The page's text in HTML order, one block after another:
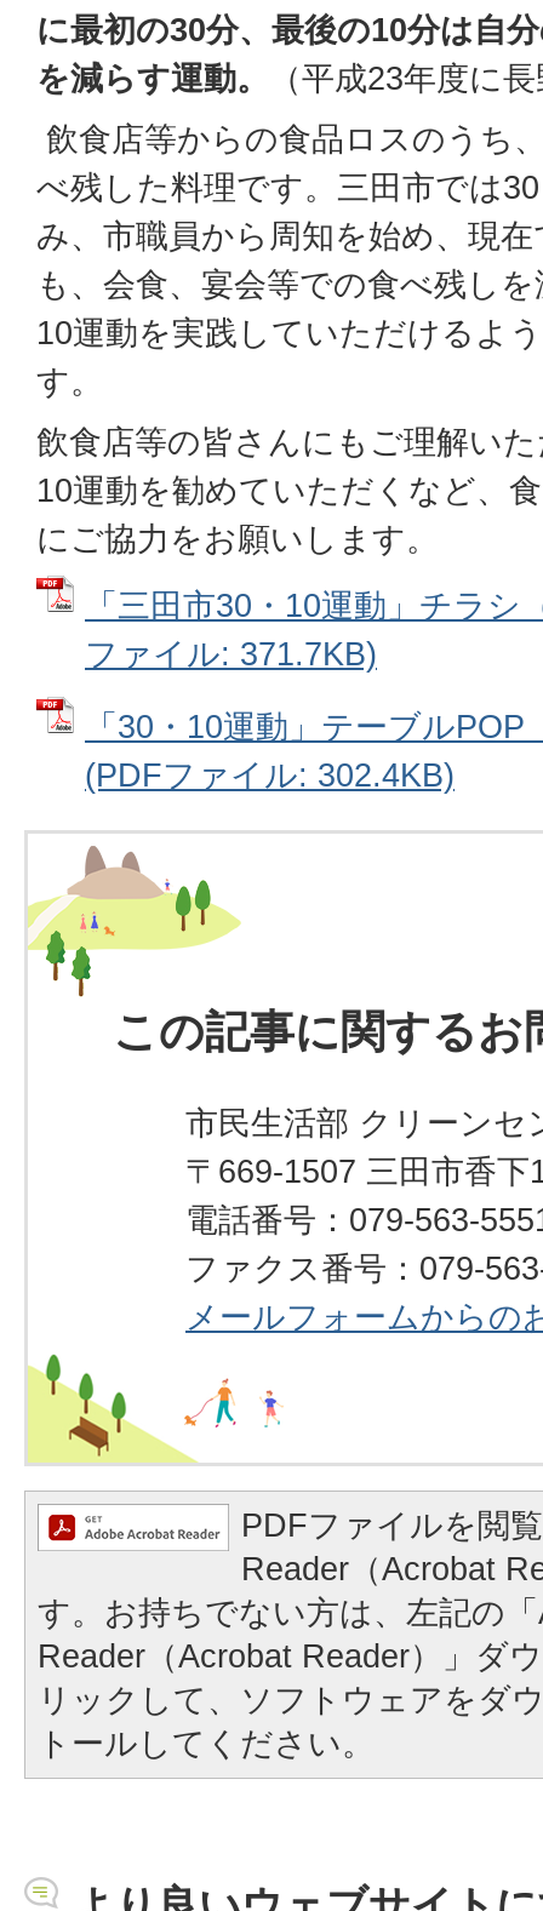
に最初の30分、最後の10分は自
を減らす運動。
（平成23年度に
飲食店等からの食品ロスのうち
べ残した料理です。三田市では
み、市職員から周知を始め、現
も、会食、宴会等での食べ残し
10運動を実践していただけるよ
す。
飲食店等の皆さんにもご理解い
10運動を勧めていただくなど、
にご協力をお願いします。
「三田市30・10運動」チラ
ファイル: 371.7KB)
「30・10運動」テーブル
(PDFファイル: 302.4KB)
この記事に関するお
市民生活部 クリーンセ
〒669-1507 三田市香下
電話番号：079-563-
ファクス番号：079-
メールフォームからの
PDFファイルを閲
Reader（Acrobat
す。お持ちでない方は、左記の
Reader（Acrobat Reader）」ダ
リックして、ソフトウェアをダ
トールしてください。